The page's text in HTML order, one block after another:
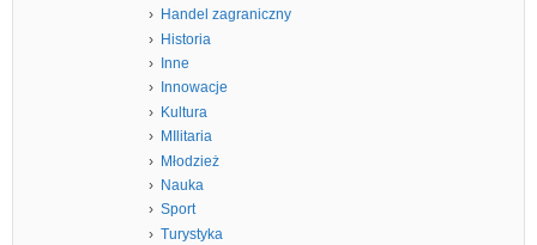
Handel zagraniczny
Historia
Inne
Innowacje
Kultura
MIlitaria
Młodzież
Nauka
Sport
Turystyka